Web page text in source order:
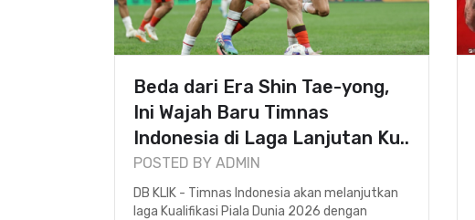
Beda dari Era Shin Tae-yong,
Ini Wajah Baru Timnas
Indonesia di Laga Lanjutan Ku..
POSTED BY ADMIN
DB KLIK - Timnas Indonesia akan melanjutkan
laga Kualifikasi Piala Dunia 2026 dengan